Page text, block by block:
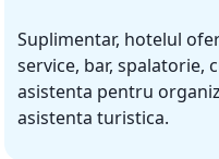
Suplimentar, hotelul
service, bar, spalatorie,
asistenta pentru
asistenta turistica.